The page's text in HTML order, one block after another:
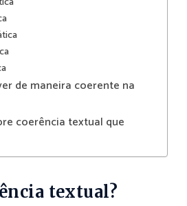
de maneira coerente na
coerência textual que
textual?